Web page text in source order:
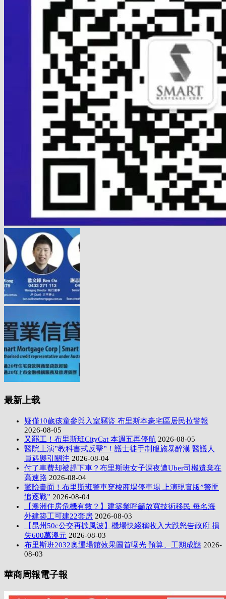
最新上载
疑僅10歲孩童參與入室竊盜 布里斯本豪宅區居民拉警報
2026-08-05
又罷工！布里斯班CityCat 本週五再停航 2026-08-05
醫院上演”教科書式反擊”！護士徒手制服施暴醉漢 醫護人
員遇襲引關注 2026-08-04
付了車費却被趕下車？布里斯班女子深夜遭Uber司機遺棄在
高速路 2026-08-04
驚險畫面！布里斯班警車穿梭商場停車場 上演現實版”警匪
追逐戰” 2026-08-04
【澳洲住房危機有救？】建築業呼籲放寬技術移民 每名海
外建築工可建22套房 2026-08-03
【昆州50c公交再掀風波】機場快綫稱收入大跌怒告政府 損
失600萬澳元 2026-08-03
布里斯班2032奧運場館效果圖首曝光 預算、工期成謎 2026-
08-03
華商周報電子報